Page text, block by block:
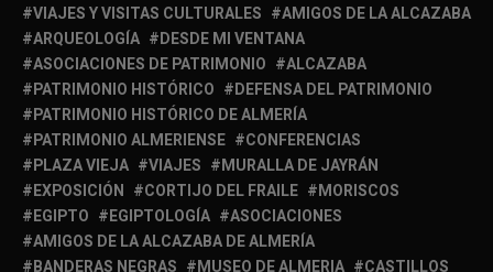
VIAJES Y VISITAS CULTURALES
AMIGOS DE LA ALCAZABA
ARQUEOLOGÍA
DESDE MI VENTANA
ASOCIACIONES DE PATRIMONIO
ALCAZABA
PATRIMONIO HISTÓRICO
DEFENSA DEL PATRIMONIO
PATRIMONIO HISTÓRICO DE ALMERÍA
PATRIMONIO ALMERIENSE
CONFERENCIAS
PLAZA VIEJA
VIAJES
MURALLA DE JAYRÁN
EXPOSICIÓN
CORTIJO DEL FRAILE
MORISCOS
EGIPTO
EGIPTOLOGÍA
ASOCIACIONES
AMIGOS DE LA ALCAZABA DE ALMERÍA
BANDERAS NEGRAS
MUSEO DE ALMERIA
CASTILLOS